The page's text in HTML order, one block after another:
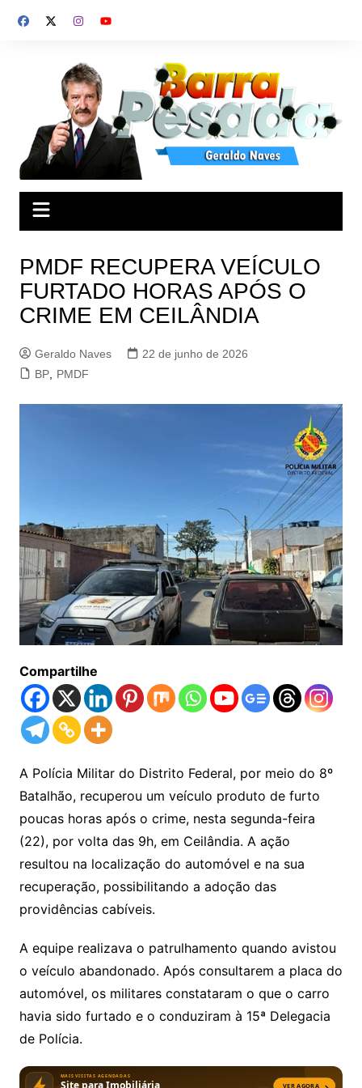
para
PMDF RECUPERA VEÍCULO
FURTADO HORAS APÓS O
CRIME EM CEILÂNDIA
Geraldo Naves
22 de junho de 2026
BP, PMDF
Compartilhe
A Polícia Militar do Distrito Federal, por meio do 8º
Batalhão, recuperou um veículo produto de furto
poucas horas após o crime, nesta segunda-feira
(22), por volta das 9h, em Ceilândia. A ação
resultou na localização do automóvel e na sua
recuperação, possibilitando a adoção das
providências cabíveis.
A equipe realizava o patrulhamento quando avistou
o veículo abandonado. Após consultarem a placa do
automóvel, os militares constataram o que o carro
havia sido furtado e o conduziram à 15ª Delegacia
de Polícia.